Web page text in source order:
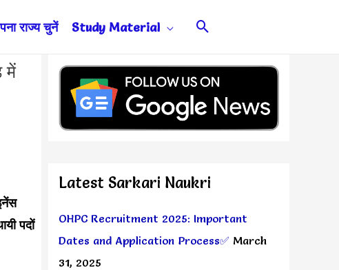
राज्य चुनें Study Material Search
में
पदों
Latest Sarkari Naukri
OHPC Recruitment 2025: Important
Dates and Application Process✅ March
31, 2025